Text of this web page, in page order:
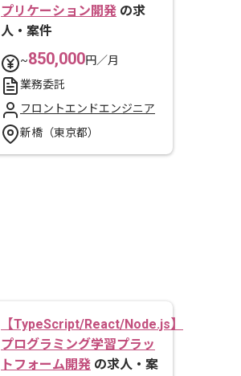
プリケーション開発 の求
人・案件
~850,000円／月
業務委託
フロントエンドエンジニア
新橋（東京都）
【TypeScript/React/Node.js】
プログラミング学習プラッ
トフォーム開発 の求人・案